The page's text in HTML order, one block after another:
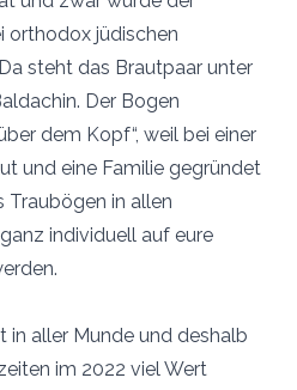
orthodox jüdischen
steht das Brautpaar unter
Der Bogen
dem Kopf“, weil bei einer
und eine Familie gegründet
in allen
individuell auf eure
in aller Munde und deshalb
im 2022 viel Wert